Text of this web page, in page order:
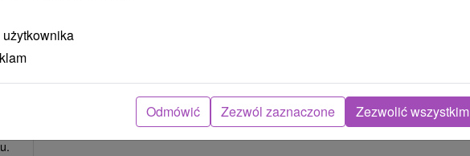
Odmówić Zezwól zaznaczone Zezwolić wszystkim